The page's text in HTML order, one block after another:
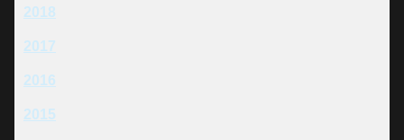
2018
2017
2016
2015